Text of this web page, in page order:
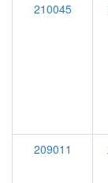
210045
209011